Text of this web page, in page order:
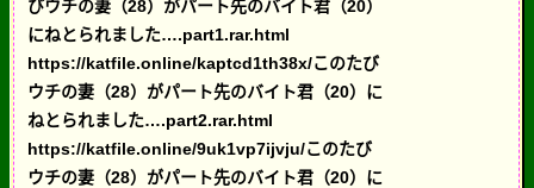
びウチの妻（28）がパート先のバイト君（20）
にねとられました….part1.rar.html
https://katfile.online/kaptcd1th38x/このたび
ウチの妻（28）がパート先のバイト君（20）に
ねとられました….part2.rar.html
https://katfile.online/9uk1vp7ijvju/このたび
ウチの妻（28）がパート先のバイト君（20）に